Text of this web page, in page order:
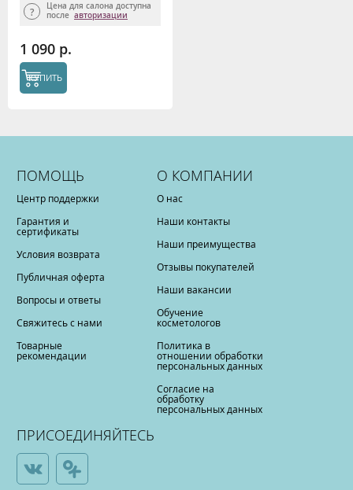
Цена для салона доступна
после авторизации
1 090 р.
КУПИТЬ
ПОМОЩЬ
Центр поддержки
Гарантия и
сертификаты
Условия возврата
Публичная оферта
Вопросы и ответы
Свяжитесь с нами
Товарные
рекомендации
О КОМПАНИИ
О нас
Наши контакты
Наши преимущества
Отзывы покупателей
Наши вакансии
Обучение
косметологов
Политика в
отношении обработки
персональных данных
Согласие на
обработку
персональных данных
ПРИСОЕДИНЯЙТЕСЬ